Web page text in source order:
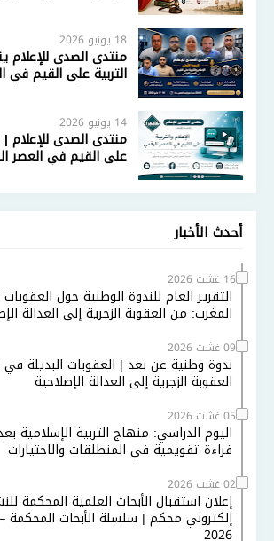
من العقوبة الزجرية إلى
18 يونيو 2026
منتدى الصدى للإعلام
التربية على القيم في
بمشاركة أكاديمية
14 يونيو 2026
منتدى الصدى للإعلام |
على القيم في العصر
أحدث الأخبار
16 غشت 2026
التقرير العام للندوة الوطنية حول
المغرب: من العقوبة الزجرية إلى العدالة
09 غشت 2026
ندوة وطنية عن بعد | العقوبات البديلة
العقوبة الزجرية إلى العدالة الإصلاحية
05 غشت 2026
اليوم الدراسي: منهاج التربية الإسلامية
قراءة تقويمية في المنطلقات والاختيارات
02 غشت 2026
إعلان استقبال الأبحاث العلمية المحكمة
إلكتروني محكم | سلسلة الأبحاث المحكمة
2026